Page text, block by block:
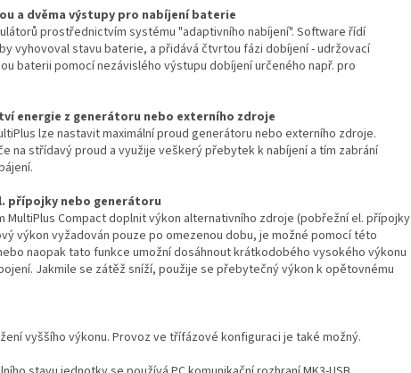
a dvěma výstupy pro nabíjení baterie
prostřednictvím systému "adaptivního nabíjení". Software řídí
vyhovoval stavu baterie, a přidává čtvrtou fázi dobíjení - udržovací
baterii pomocí nezávislého výstupu dobíjení určeného např. pro
energie z generátoru nebo externího zdroje
lze nastavit maximální proud generátoru nebo externího zdroje.
na střídavý proud a využije veškerý přebytek k nabíjení a tím zabrání
přípojky nebo generátoru
MultiPlus Compact doplnit výkon alternativního zdroje (pobřežní el. přípojky
výkon vyžadován pouze po omezenou dobu, je možné pomocí této
naopak tato funkce umožní dosáhnout krátkodobého vysokého výkonu
Jakmile se zátěž sníží, použije se přebytečný výkon k opětovnému
vyššího výkonu. Provoz ve třífázové konfiguraci je také možný.